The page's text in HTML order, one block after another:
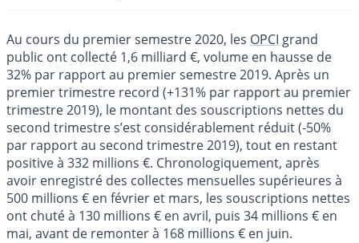
Au cours du premier semestre 2020, les OPCI grand
public ont collecté 1,6 milliard €, volume en hausse de
32% par rapport au premier semestre 2019. Après un
premier trimestre record (+131% par rapport au premier
trimestre 2019), le montant des souscriptions nettes du
second trimestre s’est considérablement réduit (-50%
par rapport au second trimestre 2019), tout en restant
positive à 332 millions €. Chronologiquement, après
avoir enregistré des collectes mensuelles supérieures à
500 millions € en février et mars, les souscriptions nettes
ont chuté à 130 millions € en avril, puis 34 millions € en
mai, avant de remonter à 168 millions € en juin.